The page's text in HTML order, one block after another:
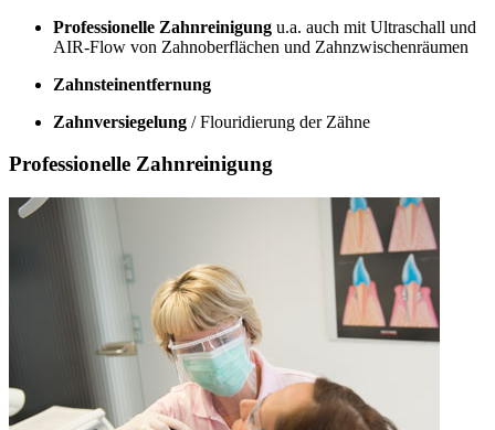
Professionelle Zahnreinigung u.a. auch mit Ultraschall und
AIR-Flow von Zahnoberflächen und Zahnzwischenräumen
Zahnsteinentfernung
Zahnversiegelung / Flouridierung der Zähne
Professionelle Zahnreinigung